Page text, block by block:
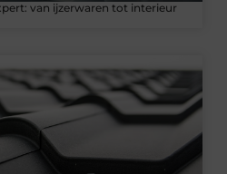
van ijzerwaren tot interieur